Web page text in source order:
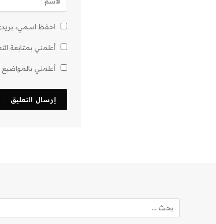
احفظ اسمي، بريدي
أعلمني بمتابعة
أعلمني بالمواضيع